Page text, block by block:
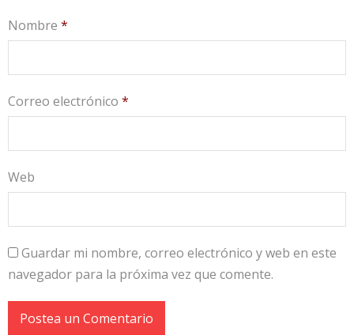
Nombre *
Correo electrónico *
Web
Guardar mi nombre, correo electrónico y web en este
navegador para la próxima vez que comente.